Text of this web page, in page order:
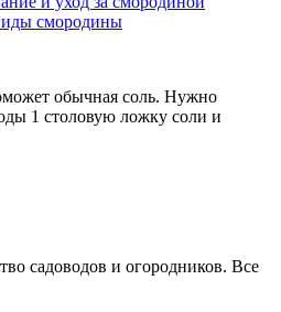
смородины
обычная соль. Нужно
1 столовую ложку соли и
садоводов и огородников. Все